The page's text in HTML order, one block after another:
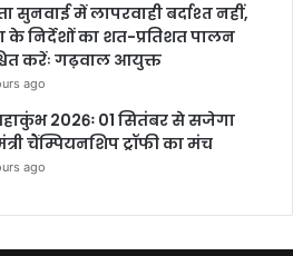
सुनवाई में लापरवाही बर्दाश्त नहीं,
निर्देशों का शत-प्रतिशत पालन
करेंः गढ़वाल आयुक्त
ago
2026ः 01 सितंबर से सजेगा
चैंम्पियनशिप ट्रॉफी का मंच
ago